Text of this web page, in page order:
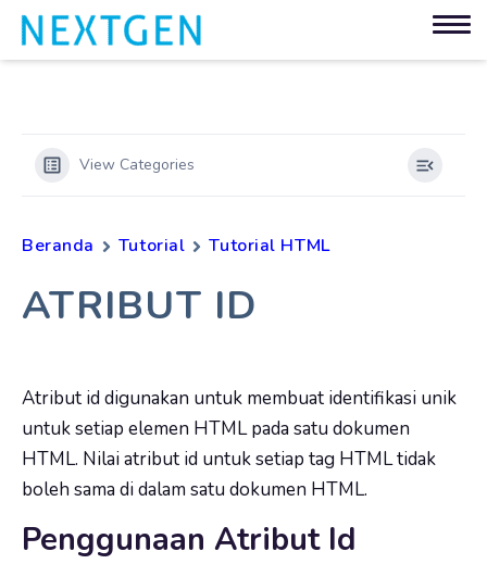
View Categories
Beranda Tutorial Tutorial HTML
ATRIBUT ID
Atribut id digunakan untuk membuat identifikasi unik
untuk setiap elemen HTML pada satu dokumen
HTML. Nilai atribut id untuk setiap tag HTML tidak
boleh sama di dalam satu dokumen HTML.
Penggunaan Atribut Id